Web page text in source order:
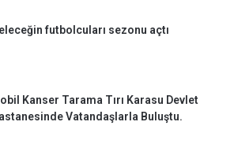
futbolcuları sezonu açtı
Kanser Tarama Tırı Karasu Devlet
Vatandaşlarla Buluştu.